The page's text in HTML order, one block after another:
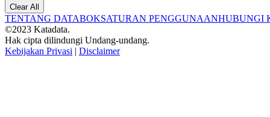
Clear All
TENTANG DATABOKSATURAN PENGGUNAANHUBUNGI
©2023 Katadata.
Hak cipta dilindungi Undang-undang.
Kebijakan Privasi | Disclaimer